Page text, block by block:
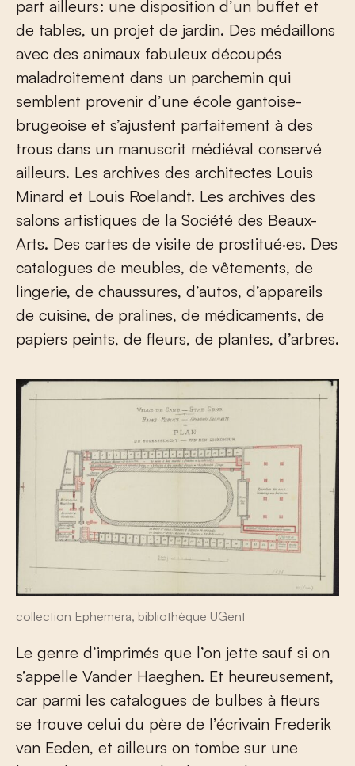
part ailleurs: une disposition d’un buffet et
de tables, un projet de jardin. Des médaillons
avec des animaux fabuleux découpés
maladroitement dans un parchemin qui
semblent provenir d’une école gantoise-
brugeoise et s’ajustent parfaitement à des
trous dans un manuscrit médiéval conservé
ailleurs. Les archives des architectes Louis
Minard et Louis Roelandt. Les archives des
salons artistiques de la Société des Beaux-
Arts. Des cartes de visite de prostitué·es. Des
catalogues de meubles, de vêtements, de
lingerie, de chaussures, d’autos, d’appareils
de cuisine, de pralines, de médicaments, de
papiers peints, de fleurs, de plantes, d’arbres.
collection Ephemera, bibliothèque UGent
Le genre d’imprimés que l’on jette sauf si on
s’appelle Vander Haeghen. Et heureusement,
car parmi les catalogues de bulbes à fleurs
se trouve celui du père de l’écrivain Frederik
van Eeden, et ailleurs on tombe sur une